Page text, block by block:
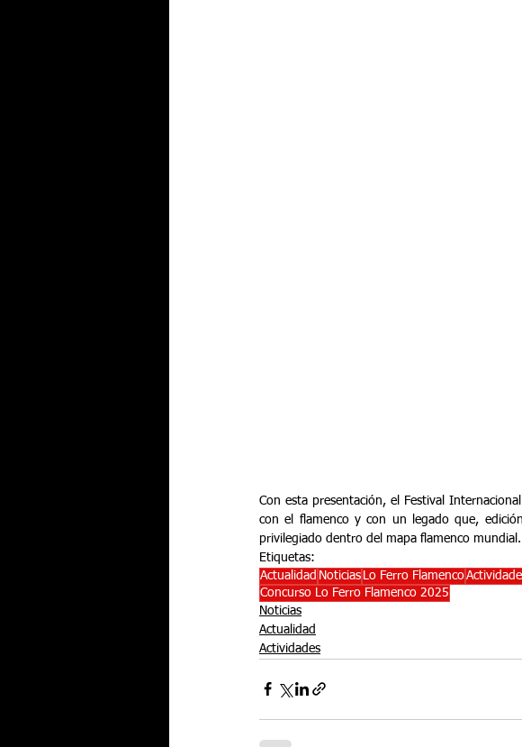
Con esta presentación, el Festival
con el flamenco y con un legado que,
privilegiado dentro del mapa flamenco mundial.
Etiquetas:
Actualidad Noticias Lo Ferro Flamenco
Concurso Lo Ferro Flamenco 2025
Noticias
Actualidad
Actividades